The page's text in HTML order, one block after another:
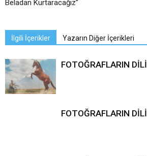
Beladan Kurtaracağız”
İlgili İçerikler Yazarın Diğer İçerikleri
FOTOĞRAFLARIN DİLİ
FOTOĞRAFLARIN DİLİ